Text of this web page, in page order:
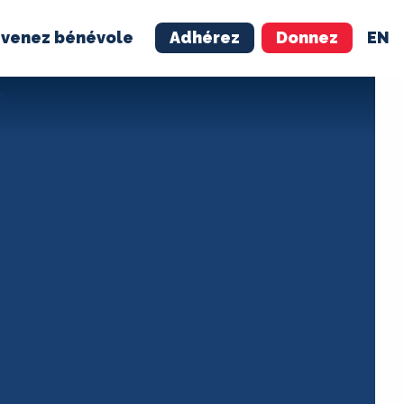
bénévole Adhérez Donnez EN
ADHÉREZ